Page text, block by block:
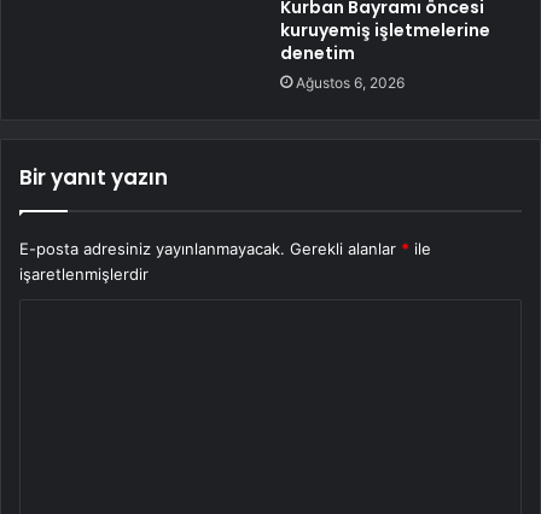
Kurban Bayramı öncesi
kuruyemiş işletmelerine
denetim
Ağustos 6, 2026
Bir yanıt yazın
E-posta adresiniz yayınlanmayacak. Gerekli alanlar * ile
işaretlenmişlerdir